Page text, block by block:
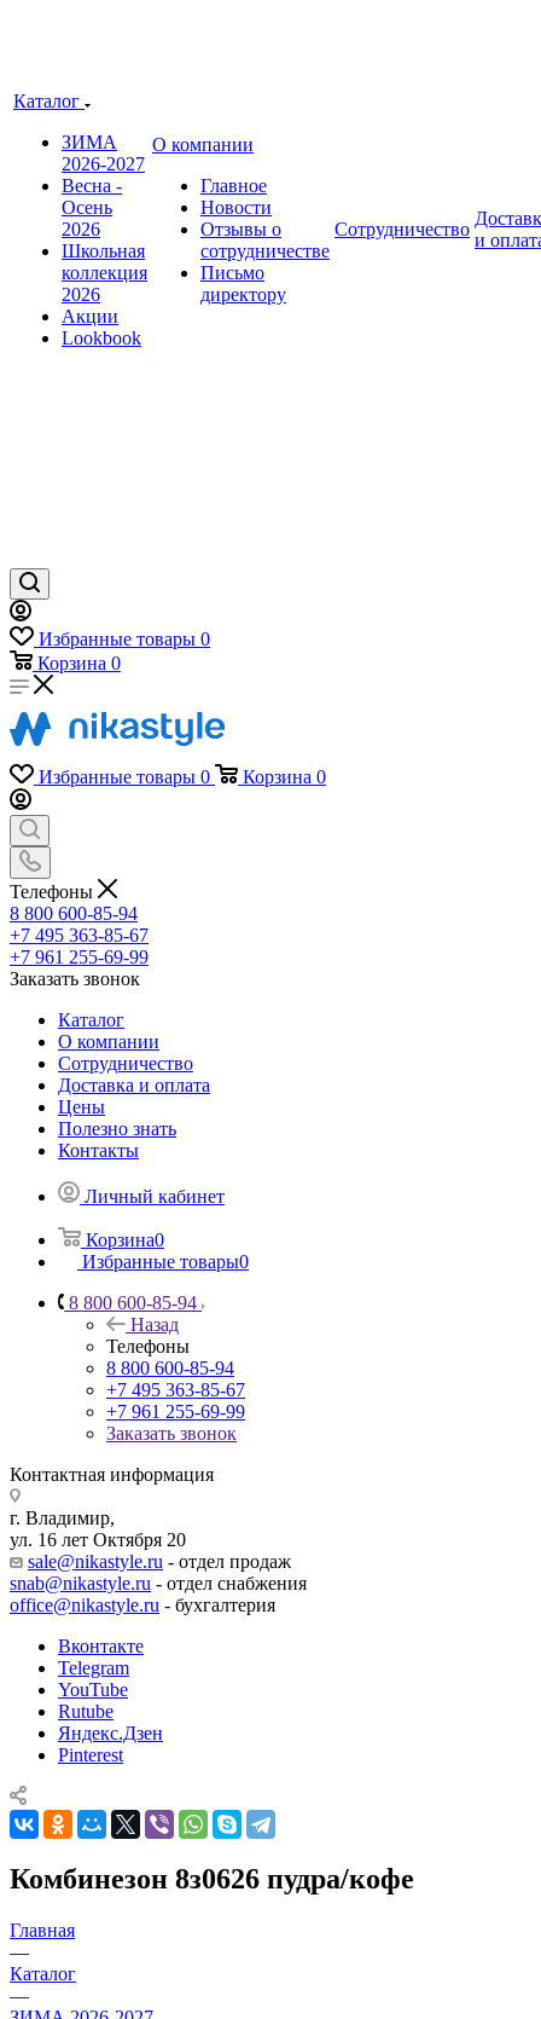
Каталог
ЗИМА
2026-2027
Весна -
Осень
2026
Школьная
коллекция
2026
Акции
Lookbook
О компании
Главное
Новости
Отзывы о
сотрудничестве
Письмо
директору
Сотрудничество
и
Избранные товары 0
Корзина 0
Избранные товары 0 Корзина 0
Телефоны
8 800 600-85-94
+7 495 363-85-67
+7 961 255-69-99
Заказать звонок
Каталог
О компании
Сотрудничество
Доставка и оплата
Цены
Полезно знать
Контакты
Личный кабинет
Корзина0
Избранные товары0
8 800 600-85-94
Назад
Телефоны
8 800 600-85-94
+7 495 363-85-67
+7 961 255-69-99
Заказать звонок
Контактная информация
г. Владимир,
ул. 16 лет Октября 20
sale@nikastyle.ru - отдел продаж
snab@nikastyle.ru - отдел снабжения
office@nikastyle.ru - бухгалтерия
Вконтакте
Telegram
YouTube
Rutube
Яндекс.Дзен
Pinterest
Комбинезон 8з0626 пудра/кофе
Главная
—
Каталог
—